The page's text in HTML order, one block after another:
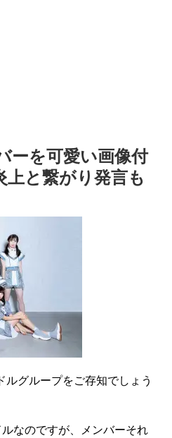
ーを可愛い画像付
上と繋がり発言も
ルグループをご存知でしょう
なのですが、メンバーそれ